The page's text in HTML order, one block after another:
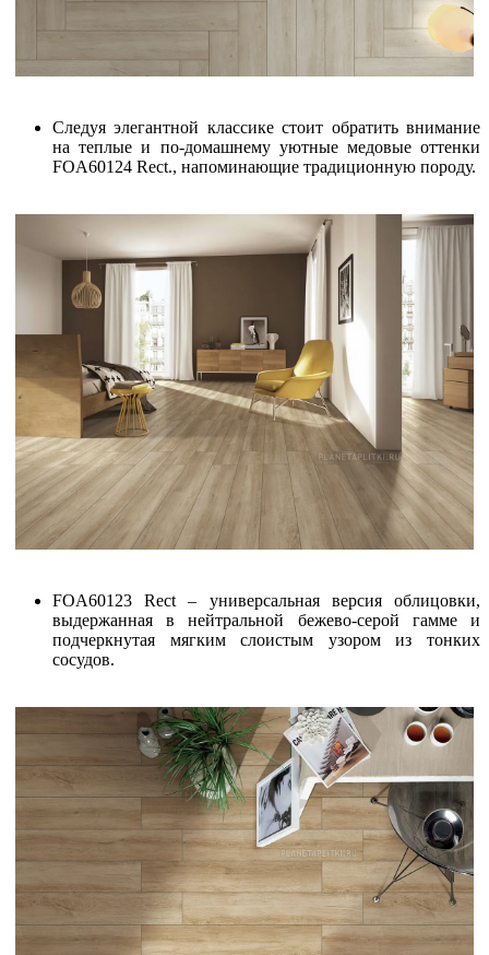
Следуя элегантной классике стоит обратить внимание
на теплые и по-домашнему уютные медовые оттенки
FOA60124 Rect., напоминающие традиционную породу.
FOA60123 Rect – универсальная версия облицовки,
выдержанная в нейтральной бежево-серой гамме и
подчеркнутая мягким слоистым узором из тонких
сосудов.